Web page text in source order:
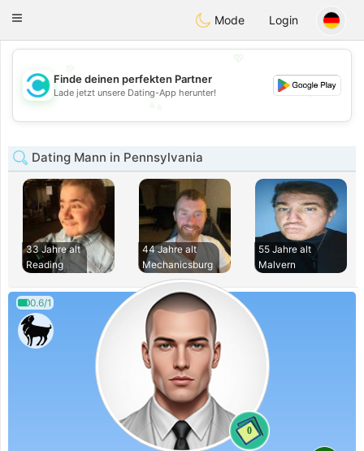
olombiaCitas
Toggle
Mode Login
💕
💕
Finde deinen perfekten Partner
Lade jetzt unsere Dating-App herunter!
Dating Mann in Pennsylvania
33 Jahre alt
Reading
44 Jahre alt
Mechanicsburg
55 Jahre alt
Malvern
0.6/1
0